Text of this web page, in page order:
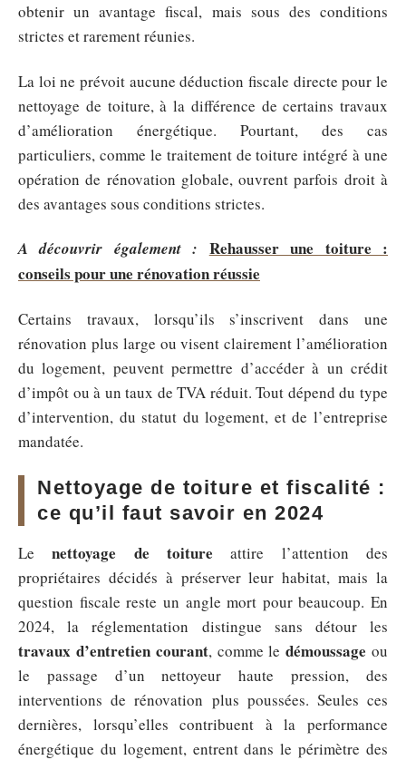
obtenir un avantage fiscal, mais sous des conditions
strictes et rarement réunies.
La loi ne prévoit aucune déduction fiscale directe pour le
nettoyage de toiture, à la différence de certains travaux
d’amélioration énergétique. Pourtant, des cas
particuliers, comme le traitement de toiture intégré à une
opération de rénovation globale, ouvrent parfois droit à
des avantages sous conditions strictes.
A découvrir également : Rehausser une toiture :
conseils pour une rénovation réussie
Certains travaux, lorsqu’ils s’inscrivent dans une
rénovation plus large ou visent clairement l’amélioration
du logement, peuvent permettre d’accéder à un crédit
d’impôt ou à un taux de TVA réduit. Tout dépend du type
d’intervention, du statut du logement, et de l’entreprise
mandatée.
Nettoyage de toiture et fiscalité :
ce qu’il faut savoir en 2024
Lenettoyage de toiture attire l’attention des
propriétaires décidés à préserver leur habitat, mais la
question fiscale reste un angle mort pour beaucoup. En
2024, la réglementation distingue sans détour les
travaux d’entretien courant, comme ledémoussage ou
le passage d’un nettoyeur haute pression, des
interventions de rénovation plus poussées. Seules ces
dernières, lorsqu’elles contribuent à la performance
énergétique du logement, entrent dans le périmètre des